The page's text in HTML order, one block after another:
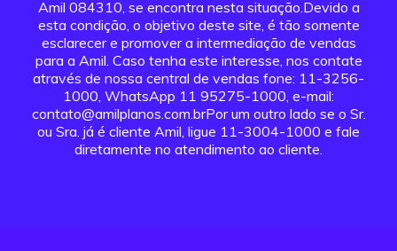
Amil 084310, se encontra nesta situação.Devido a
esta condição, o objetivo deste site, é tão somente
esclarecer e promover a intermediação de vendas
para a Amil. Caso tenha este interesse, nos contate
através de nossa central de vendas fone: 11-3256-
1000, WhatsApp 11 95275-1000, e-mail:
contato@amilplanos.com.brPor um outro lado se o Sr.
ou Sra. já é cliente Amil, ligue 11-3004-1000 e fale
diretamente no atendimento ao cliente.